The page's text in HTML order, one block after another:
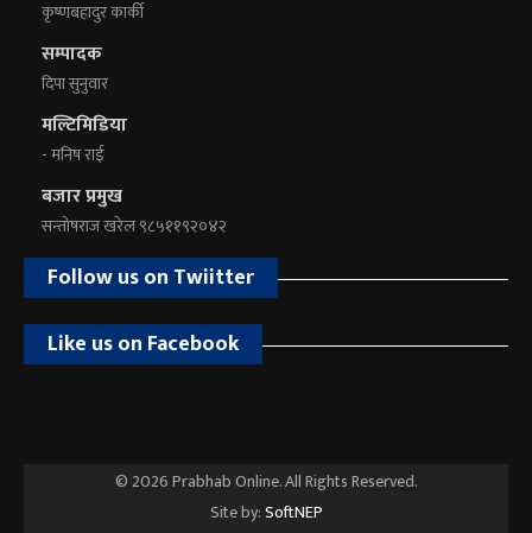
कृष्णबहादुर कार्की
सम्पादक
दिपा सुनुवार
मल्टिमिडिया
- मनिष राई
बजार प्रमुख
सन्तोषराज खरेल ९८५११९२०४२
Follow us on Twiitter
Like us on Facebook
© 2026 Prabhab Online. All Rights Reserved.
Site by:SoftNEP